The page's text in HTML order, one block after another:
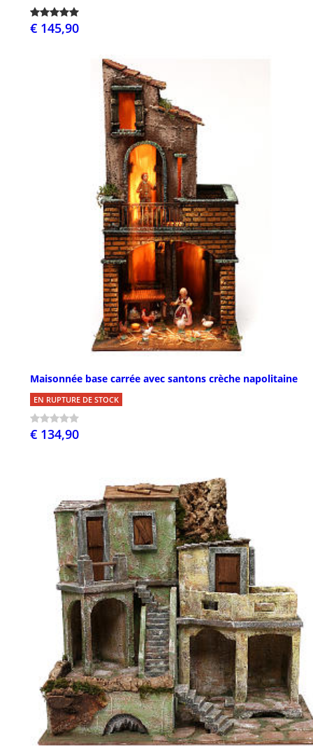
€ 145,90
Maisonnée base carrée avec santons crèche napolitaine
EN RUPTURE DE STOCK
€ 134,90